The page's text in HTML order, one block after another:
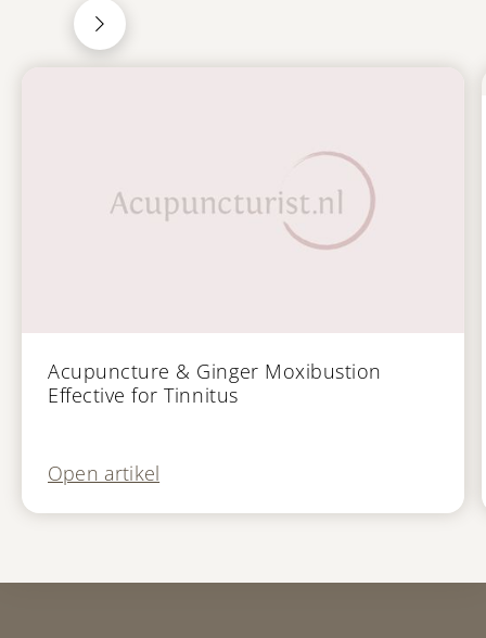
Acupuncture & Ginger Moxibustion
Effective for Tinnitus
Open artikel